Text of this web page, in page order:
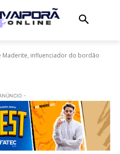
Maderite, influenciador do bordão
-